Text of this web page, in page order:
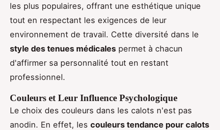
les plus populaires, offrant une esthétique unique
tout en respectant les exigences de leur
environnement de travail. Cette diversité dans le
style des tenues médicales permet à chacun
d'affirmer sa personnalité tout en restant
professionnel.
Couleurs et Leur Influence Psychologique
Le choix des couleurs dans les calots n'est pas
anodin. En effet, les couleurs tendance pour calots